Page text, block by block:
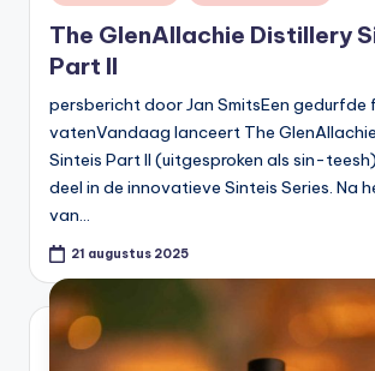
in
The GlenAllachie Distillery
Part II
persbericht door Jan SmitsEen gedurfde
vatenVandaag lanceert The
Sinteis Part II (uitgesproken als sin-
deel in de innovatieve Sinteis Series. Na
van…
21 augustus 2025